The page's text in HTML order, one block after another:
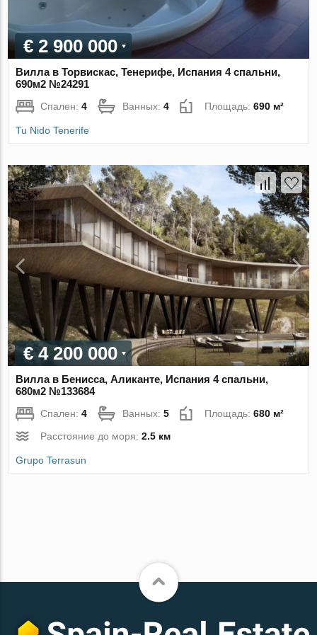
€ 2 900 000
Вилла в Торвискас, Тенерифе, Испания 4 спальни,
690м2 №24291
Спален:4 Ванных:4 Площадь:690 м²
Tu Nido Tenerife
€ 4 200 000
Вилла в Бенисса, Аликанте, Испания 4 спальни,
680м2 №133684
Спален:4 Ванных:5 Площадь:680 м²
Расстояние до моря:2.5 км
Grupo Terrasun